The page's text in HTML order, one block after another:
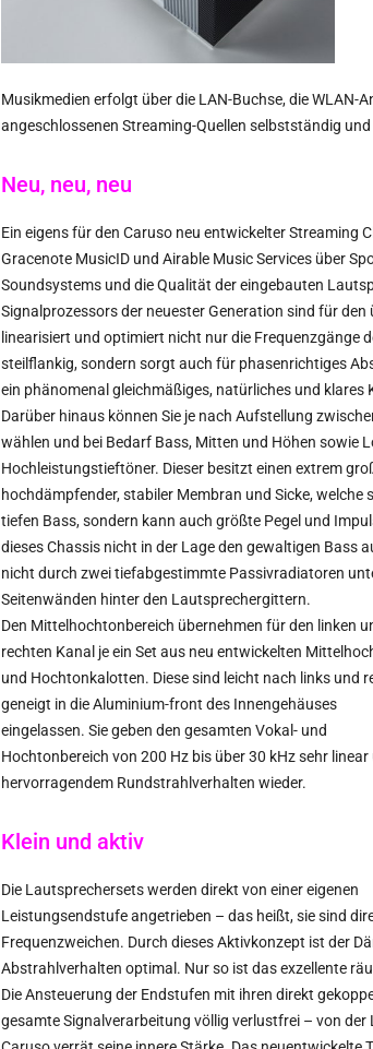
Musikmedien erfolgt über die LAN-Buchse, die WLAN-
angeschlossenen Streaming-Quellen selbstständig
Neu, neu, neu
Ein eigens für den Caruso neu entwickelter Streaming
Gracenote MusicID und Airable Music Services über
Soundsystems und die Qualität der eingebauten
Signalprozessors der neuester Generation sind für
linearisiert und optimiert nicht nur die Frequenzgänge
steilflankig, sondern sorgt auch für phasenrichtiges
ein phänomenal gleichmäßiges, natürliches und klares
Darüber hinaus können Sie je nach Aufstellung
wählen und bei Bedarf Bass, Mitten und Höhen sowie
Hochleistungstieftöner. Dieser besitzt einen extrem
hochdämpfender, stabiler Membran und Sicke,
tiefen Bass, sondern kann auch größte Pegel und
dieses Chassis nicht in der Lage den gewaltigen Bass
nicht durch zwei tiefabgestimmte Passivradiatoren
Seitenwänden hinter den Lautsprechergittern.
Den Mittelhochtonbereich übernehmen für den linken
rechten Kanal je ein Set aus neu entwickelten
und Hochtonkalotten. Diese sind leicht nach links und
geneigt in die Aluminium-front des Innengehäuses
eingelassen. Sie geben den gesamten Vokal- und
Hochtonbereich von 200 Hz bis über 30 kHz sehr linear
hervorragendem Rundstrahlverhalten wieder.
Klein und aktiv
Die Lautsprechersets werden direkt von einer eigenen
Leistungsendstufe angetrieben – das heißt, sie sind
Frequenzweichen. Durch dieses Aktivkonzept ist der
Abstrahlverhalten optimal. Nur so ist das exzellente
Die Ansteuerung der Endstufen mit ihren direkt
gesamte Signalverarbeitung völlig verlustfrei – von